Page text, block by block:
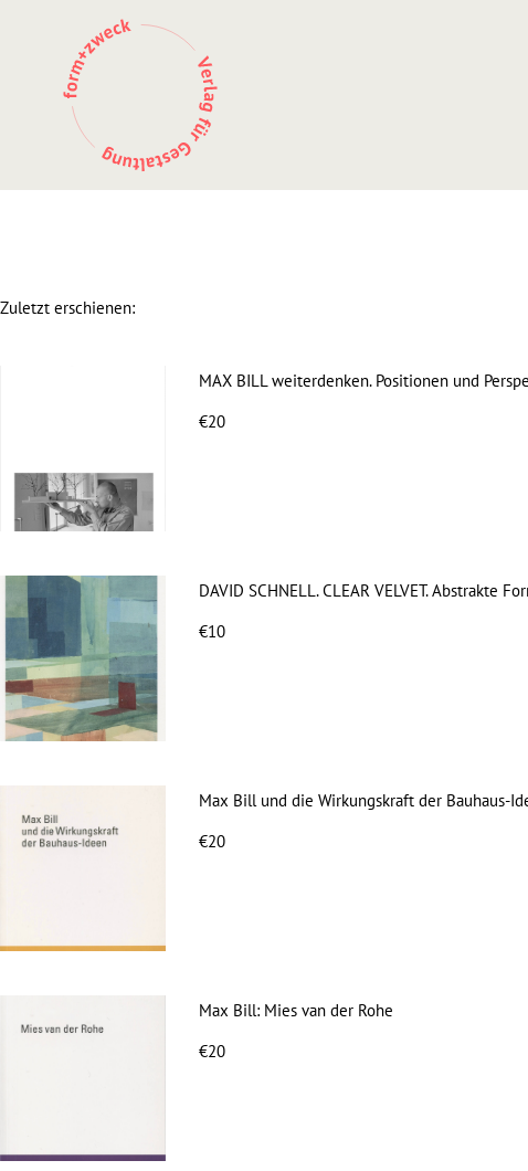
Zuletzt erschienen:
MAX BILL weiterdenken. Positionen und
€20
DAVID SCHNELL. CLEAR VELVET. Abstrakte
€10
Max Bill und die Wirkungskraft der Bauhaus-
€20
Max Bill: Mies van der Rohe
€20